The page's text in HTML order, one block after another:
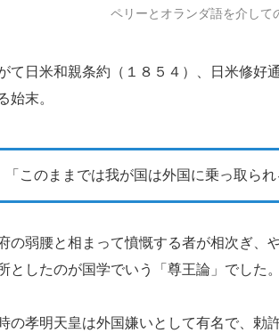
ペリーとオランダ語を介して
て日米和親条約（１８５４）、日米修好
始末。
「このままでは我が国は外国に乗っ取ら
の弱腰と相まって憤慨する者が相次ぎ、
としたのが国学でいう「尊王論」でした。
の孝明天皇は外国嫌いとして有名で、勅